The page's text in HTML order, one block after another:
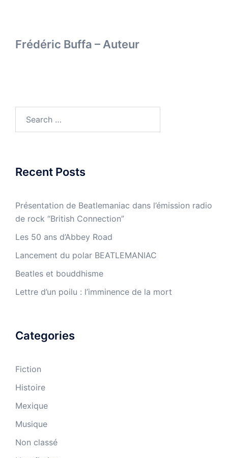
Frédéric Buffa – Auteur
for:
Recent Posts
Présentation de Beatlemaniac dans l’émission radio
de rock “British Connection”
Les 50 ans d’Abbey Road
Lancement du polar BEATLEMANIAC
Beatles et bouddhisme
Lettre d’un poilu : l’imminence de la mort
Categories
Fiction
Histoire
Mexique
Musique
Non classé